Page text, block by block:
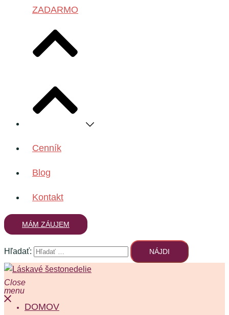
ZADARMO
Cenník
Blog
Kontakt
MÁM ZÁUJEM
Hľadať:
Close
menu
DOMOV